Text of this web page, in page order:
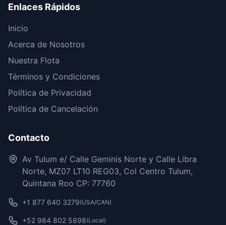
Enlaces Rápidos
Inicio
Acerca de Nosotros
Nuestra Flota
Términos y Condiciones
Política de Privacidad
Política de Cancelación
Contacto
Av Tulum e/ Calle Geminis Norte y Calle Libra
Norte, MZ07 LT10 REG03, Col Centro Tulum,
Quintana Roo CP: 77760
+1 877 640 3279(USA/CAN)
+52 984 802 5898(Local)